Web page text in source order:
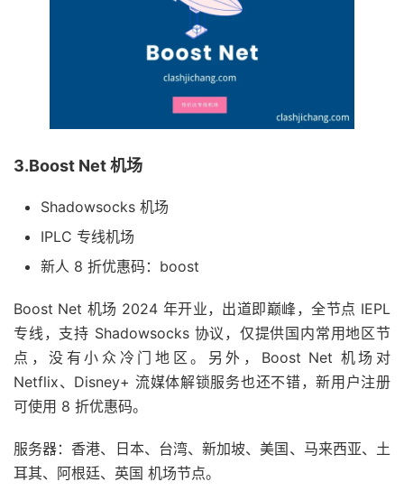
3.Boost Net 机场
Shadowsocks 机场
IPLC 专线机场
新人 8 折优惠码：boost
Boost Net 机场 2024 年开业，出道即巅峰，全节点 IEPL
专线，支持 Shadowsocks 协议，仅提供国内常用地区节
点，没有小众冷门地区。另外，Boost Net 机场对
Netflix、Disney+ 流媒体解锁服务也还不错，新用户注册
可使用 8 折优惠码。
服务器：香港、日本、台湾、新加坡、美国、马来西亚、土
耳其、阿根廷、英国 机场节点。